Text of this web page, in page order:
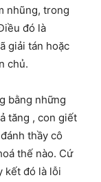
nhũng, trong
đó là
giải tán hoặc
chủ.
bằng những
tăng , con giết
thầy cô
thế nào. Cứ
kết đó là lỗi